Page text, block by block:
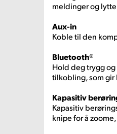
meldinger og
Aux-in
Koble til den
Bluetooth®
Hold deg trygg
tilkobling, som gir
Kapasitiv
Kapasitiv
knipe for å